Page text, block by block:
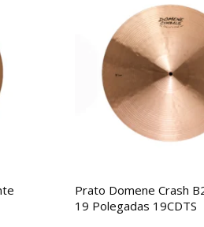
Prato Domene Crash
19 Polegadas 19CDTS